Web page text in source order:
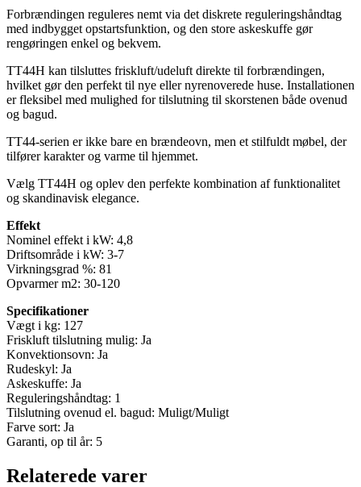
Forbrændingen reguleres nemt via det diskrete reguleringshåndtag
med indbygget opstartsfunktion, og den store askeskuffe gør
rengøringen enkel og bekvem.
TT44H kan tilsluttes friskluft/udeluft direkte til forbrændingen,
hvilket gør den perfekt til nye eller nyrenoverede huse. Installationen
er fleksibel med mulighed for tilslutning til skorstenen både ovenud
og bagud.
TT44-serien er ikke bare en brændeovn, men et stilfuldt møbel, der
tilfører karakter og varme til hjemmet.
Vælg TT44H og oplev den perfekte kombination af funktionalitet
og skandinavisk elegance.
Effekt
Nominel effekt i kW: 4,8
Driftsområde i kW: 3-7
Virkningsgrad %: 81
Opvarmer m2: 30-120
Specifikationer
Vægt i kg: 127
Friskluft tilslutning mulig: Ja
Konvektionsovn: Ja
Rudeskyl: Ja
Askeskuffe: Ja
Reguleringshåndtag: 1
Tilslutning ovenud el. bagud: Muligt/Muligt
Farve sort: Ja
Garanti, op til år: 5
Relaterede varer